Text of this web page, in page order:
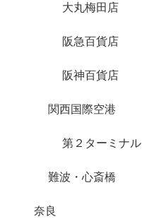
大丸梅田店
阪急百貨店
阪神百貨店
関西国際空港
第２ターミナル
難波・心斎橋
奈良